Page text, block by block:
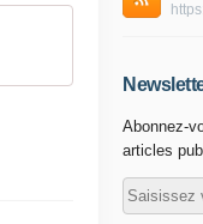
Abonnez-
articles